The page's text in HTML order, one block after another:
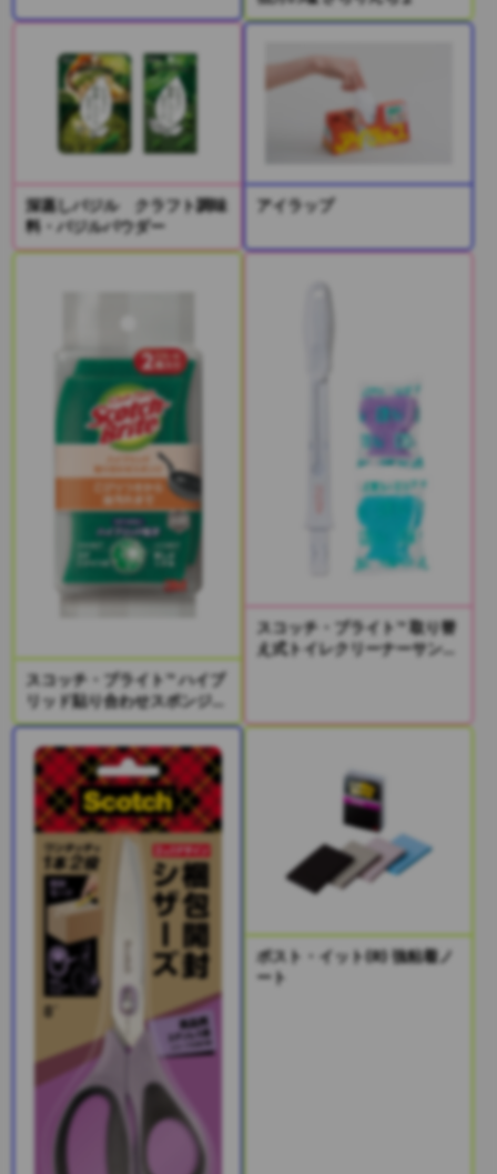
深蒸しバジル クラフト調味
料・バジルパウダー
アイラップ
スコッチ・ブライト™ ハイブ
リッド貼り合わせスポンジ2
個入り
スコッチ・ブライト™ 取り替
え式トイレクリーナーサンプ
ポスト・イット(R) 強粘着ノ
ート